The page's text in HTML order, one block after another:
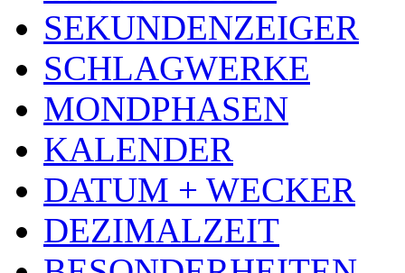
SEKUNDENZEIGER
SCHLAGWERKE
MONDPHASEN
KALENDER
DATUM + WECKER
DEZIMALZEIT